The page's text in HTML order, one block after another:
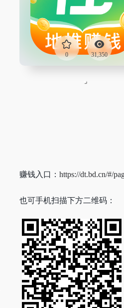
0 31,350
赚钱入口： https://dt.bd.cn/#/
也可手机扫描下方二维码：